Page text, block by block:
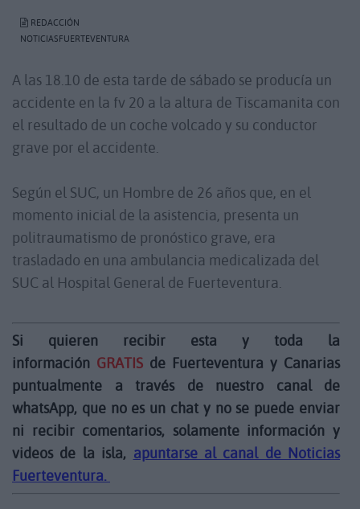
REDACCIÓN
NOTICIASFUERTEVENTURA
A las 18.10 de esta tarde de sábado se producía un
accidente en la fv 20 a la altura de Tiscamanita con
el resultado de un coche volcado y su conductor
grave por el accidente.
Según el SUC, un Hombre de 26 años que, en el
momento inicial de la asistencia, presenta un
politraumatismo de pronóstico grave, era
trasladado en una ambulancia medicalizada del
SUC al Hospital General de Fuerteventura.
Si quieren recibir esta y toda la
información GRATIS de Fuerteventura y Canarias
puntualmente a través de nuestro canal de
whatsApp, que no es un chat y no se puede enviar
ni recibir comentarios, solamente información y
videos de la isla, apuntarse al canal de Noticias
Fuerteventura.